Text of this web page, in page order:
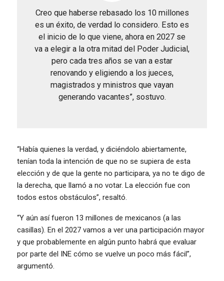
Creo que haberse rebasado los 10 millones
es un éxito, de verdad lo considero. Esto es
el inicio de lo que viene, ahora en 2027 se
va a elegir a la otra mitad del Poder Judicial,
pero cada tres años se van a estar
renovando y eligiendo a los jueces,
magistrados y ministros que vayan
generando vacantes”, sostuvo.
“Había quienes la verdad, y diciéndolo abiertamente,
tenían toda la intención de que no se supiera de esta
elección y de que la gente no participara, ya no te digo de
la derecha, que llamó a no votar. La elección fue con
todos estos obstáculos”, resaltó.
“Y aún así fueron 13 millones de mexicanos (a las
casillas). En el 2027 vamos a ver una participación mayor
y que probablemente en algún punto habrá que evaluar
por parte del INE cómo se vuelve un poco más fácil”,
argumentó.